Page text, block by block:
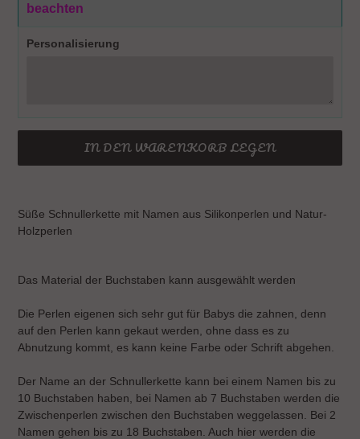
beachten
Personalisierung
IN DEN WARENKORB LEGEN
Warenkorb
Süße Schnullerkette mit Namen aus Silikonperlen und Natur-
Holzperlen
Das Material der Buchstaben kann ausgewählt werden
Die Perlen eigenen sich sehr gut für Babys die zahnen, denn
auf den Perlen kann gekaut werden, ohne dass es zu
Abnutzung kommt, es kann keine Farbe oder Schrift abgehen.
Der Name an der Schnullerkette kann bei einem Namen bis zu
10 Buchstaben haben, bei Namen ab 7 Buchstaben werden die
Zwischenperlen zwischen den Buchstaben weggelassen. Bei 2
Namen gehen bis zu 18 Buchstaben. Auch hier werden die